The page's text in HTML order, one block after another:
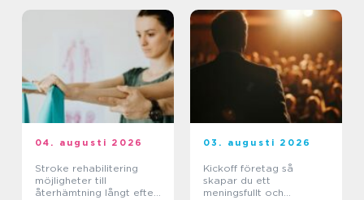
04. augusti 2026
Stroke rehabilitering
möjligheter till
återhämtning långt efter
03. augusti 2026
Kickoff företag så
skapar du ett
meningsfullt och